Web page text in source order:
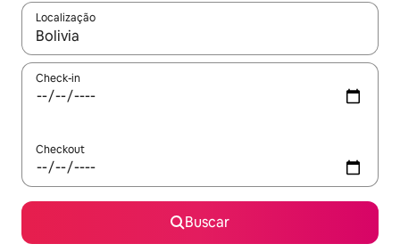
Localização
Quando os resultados estiverem disponíveis, explore-os
Check-in
Checkout
Buscar